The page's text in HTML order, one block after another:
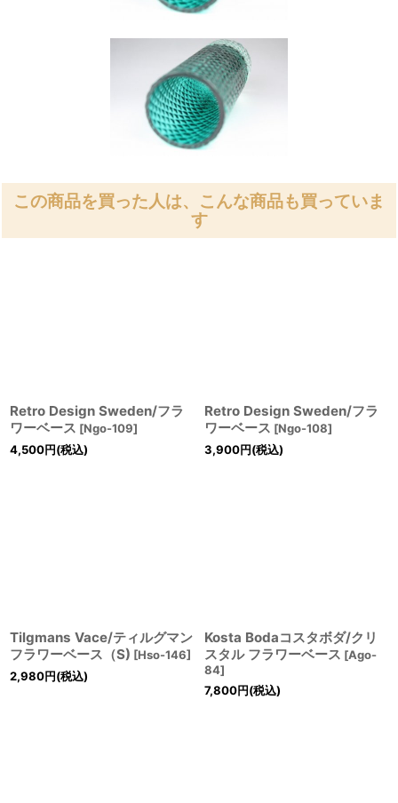
この商品を買った人は、こんな商品も買っていま
す
Retro Design Sweden/フラ
ワーベース [Ngo-109]
4,500円(税込)
Retro Design Sweden/フラ
ワーベース [Ngo-108]
3,900円(税込)
Tilgmans Vace/ティルグマン
フラワーベース（S) [Hso-146]
2,980円(税込)
Kosta Bodaコスタボダ/クリ
スタル フラワーベース [Ago-
84]
7,800円(税込)